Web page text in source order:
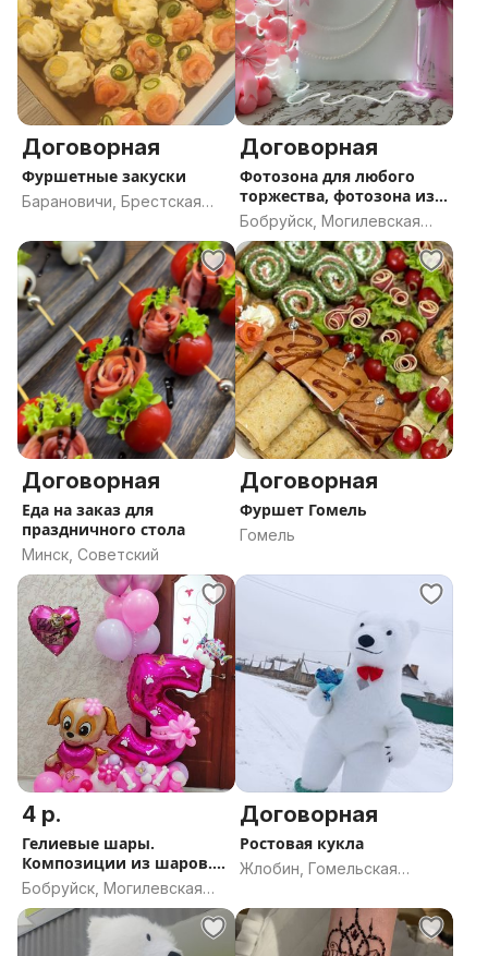
Договорная
Фуршетные закуски
Барановичи, Брестская
Договорная
Фотозона для любого
торжества, фотозона из
пайеток
Бобруйск, Могилевская
область
Договорная
Еда на заказ для
праздничного стола
Минск, Советский
Договорная
Фуршет Гомель
Гомель
4 р.
Гелиевые шары.
Композиции из шаров.
Оформ-е шарами
Бобруйск, Могилевская
область
Договорная
Ростовая кукла
Жлобин, Гомельская